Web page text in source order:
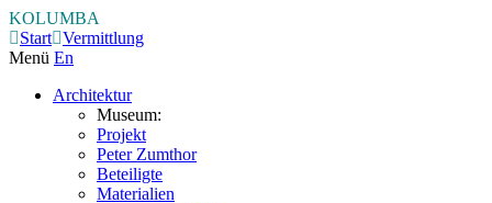
KOLUMBA
Start Vermittlung
Menü En
Architektur
Museum:
Projekt
Peter Zumthor
Beteiligte
Materialien